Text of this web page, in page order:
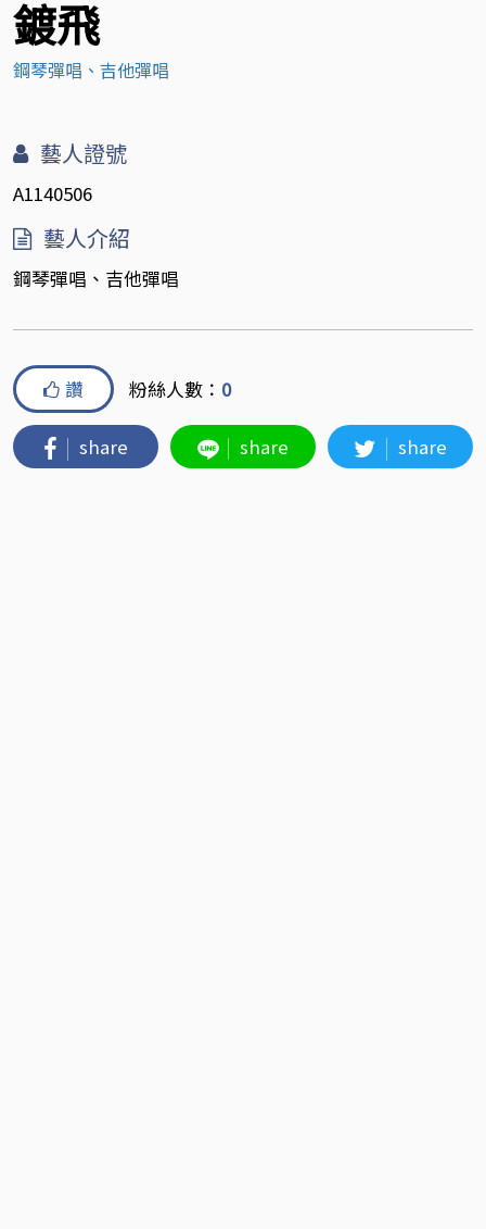
鍍飛
鋼琴彈唱、吉他彈唱
藝人證號
A1140506
藝人介紹
鋼琴彈唱、吉他彈唱
讚 粉絲人數： 0
share share share